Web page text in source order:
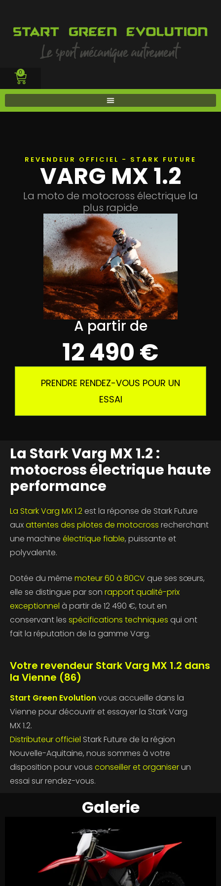
0
REVENDEUR OFFICIEL - STARK FUTURE
VARG MX 1.2
La moto de motocross électrique la
plus rapide
A partir de
12 490 €
PRENDRE RENDEZ-VOUS POUR UN
ESSAI
La Stark Varg MX 1.2 :
motocross électrique haute
performance
La Stark Varg MX 1.2 est la réponse de Stark Future
auxattentes des pilotes de motocross recherchant
une machine électrique fiable, puissante et
polyvalente.
Dotée du même moteur 60 à 80CV que ses sœurs,
elle se distingue par son rapport qualité-prix
exceptionnel à partir de 12 490 €, tout en
conservant les spécifications techniques qui ont
fait la réputation de la gamme Varg.
Votre revendeur Stark Varg MX 1.2 dans
la Vienne (86)
Start Green Evolutionvous accueille dans la
Vienne pour découvrir et essayer la Stark Varg
MX 1.2.
Distributeur officiel Stark Future de la région
Nouvelle-Aquitaine, nous sommes à votre
disposition pour vous conseiller et organiserun
essai sur rendez-vous.
Galerie